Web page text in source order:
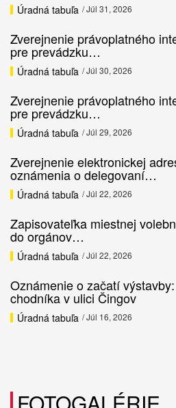
Úradná tabuľa / Júl 31, 2026
Zverejnenie právoplatného
pre prevádzku…
Úradná tabuľa / Júl 30, 2026
Zverejnenie právoplatného
pre prevádzku…
Úradná tabuľa / Júl 29, 2026
Zverejnenie elektronickej
oznámenia o delegovaní…
Úradná tabuľa / Júl 22, 2026
Zapisovateľka miestnej
do orgánov…
Úradná tabuľa / Júl 22, 2026
Oznámenie o začatí
chodníka v ulici Čingov
Úradná tabuľa / Júl 16, 2026